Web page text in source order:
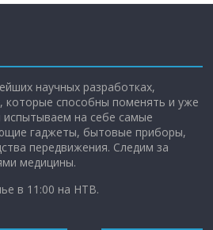
научных разработках,
которые способны поменять и уже
на себе самые
гаджеты, бытовые приборы,
передвижения. Следим за
медицины.
в 11:00 на НТВ.